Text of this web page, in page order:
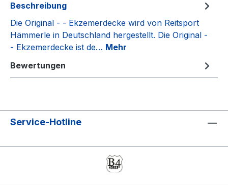
Beschreibung
Die Original - - Ekzemerdecke wird von Reitsport
Hämmerle in Deutschland hergestellt. Die Original -
- Ekzemerdecke ist de… Mehr
Bewertungen
Service-Hotline